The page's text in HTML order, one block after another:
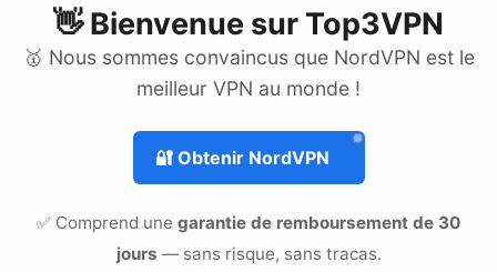
👋 Bienvenue sur Top3VPN
🥇 Nous sommes convaincus que NordVPN est le
meilleur VPN au monde !
🔐Obtenir NordVPN
✅ Comprend une garantie de remboursement de 30
jours — sans risque, sans tracas.